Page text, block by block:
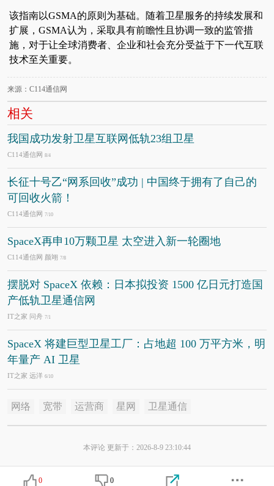
该指南以GSMA的原则为基础。随着卫星服务的持续发展和
扩展，GSMA认为，采取具有前瞻性且协调一致的监管措
施，对于让全球消费者、企业和社会充分受益于下一代互联
技术至关重要。
来源：C114通信网
相关
我国成功发射卫星互联网低轨23组卫星
C114通信网 8/4
长征十号乙“网系回收”成功 | 中国终于拥有了自己的
可回收火箭！
C114通信网 7/10
SpaceX再申10万颗卫星 太空进入新一轮圈地
C114通信网 颜翊 7/8
摆脱对 SpaceX 依赖：日本拟投资 1500 亿日元打造国
产低轨卫星通信网
IT之家 问舟 7/1
SpaceX 将建巨型卫星工厂：占地超 100 万平方米，明
年量产 AI 卫星
IT之家 远洋 6/10
网络 宽带 运营商 星网 卫星通信
本评论 更新于：2026-8-9 23:10:44
0 0